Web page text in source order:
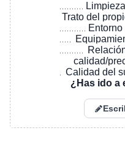
Limpieza
Trato del
Entorno
calidad/
Calidad del
¿Has ido a